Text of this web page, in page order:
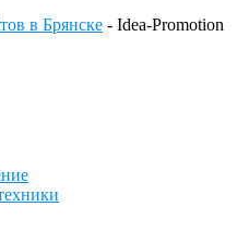
в Брянске - Idea-Promotion